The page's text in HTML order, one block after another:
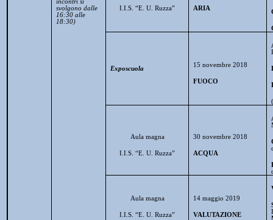
incontri si
svolgono dalle
16:30 alle
18:30)
I.I.S. “E. U. Ruzza” ARIA
Exposcuola
15 novembre 2018
FUOCO
Aula magna
I.I.S. “E. U. Ruzza”
30 novembre 2018
ACQUA
Aula magna
I.I.S. “E. U. Ruzza”
14 maggio 2019
VALUTAZIONE